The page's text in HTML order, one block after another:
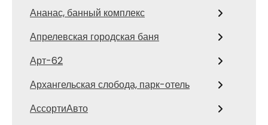
Ананас, банный комплекс
Апрелевская городская баня
Арт-62
Архангельская слобода, парк-отель
АссортиАвто